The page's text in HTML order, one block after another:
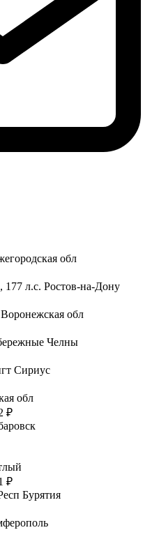
обл
177 л.с. Ростов-на-Дону
Воронежская обл
Челны
Сириус
обл
₽
₽
Бурятия